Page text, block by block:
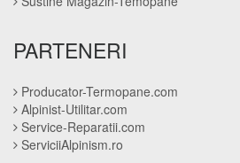
PARTENERI
Producator-Termopane.com
Alpinist-Utilitar.com
Service-Reparatii.com
ServiciiAlpinism.ro